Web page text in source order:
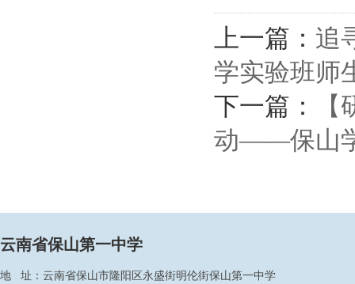
上一篇： 追
学实验班师
下一篇：
动——保山
云南省保山第一中学
地 址：云南省保山市隆阳区永盛街明伦街保山第一中学